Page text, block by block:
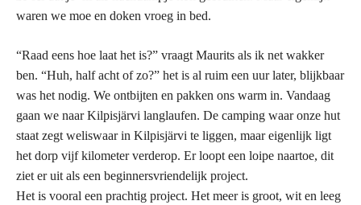
waren we moe en doken vroeg in bed.
“Raad eens hoe laat het is?” vraagt Maurits als ik net wakker
ben. “Huh, half acht of zo?” het is al ruim een uur later, blijkbaar
was het nodig. We ontbijten en pakken ons warm in. Vandaag
gaan we naarKilpisjärvi langlaufen. De camping waar onze hut
staat zegt weliswaar in Kilpisjärvi te liggen, maar eigenlijk ligt
het dorp vijf kilometer verderop. Er loopt een loipe naartoe, dit
ziet er uit als een beginnersvriendelijk project.
Het is vooral een prachtig project. Het meer is groot, wit en leeg